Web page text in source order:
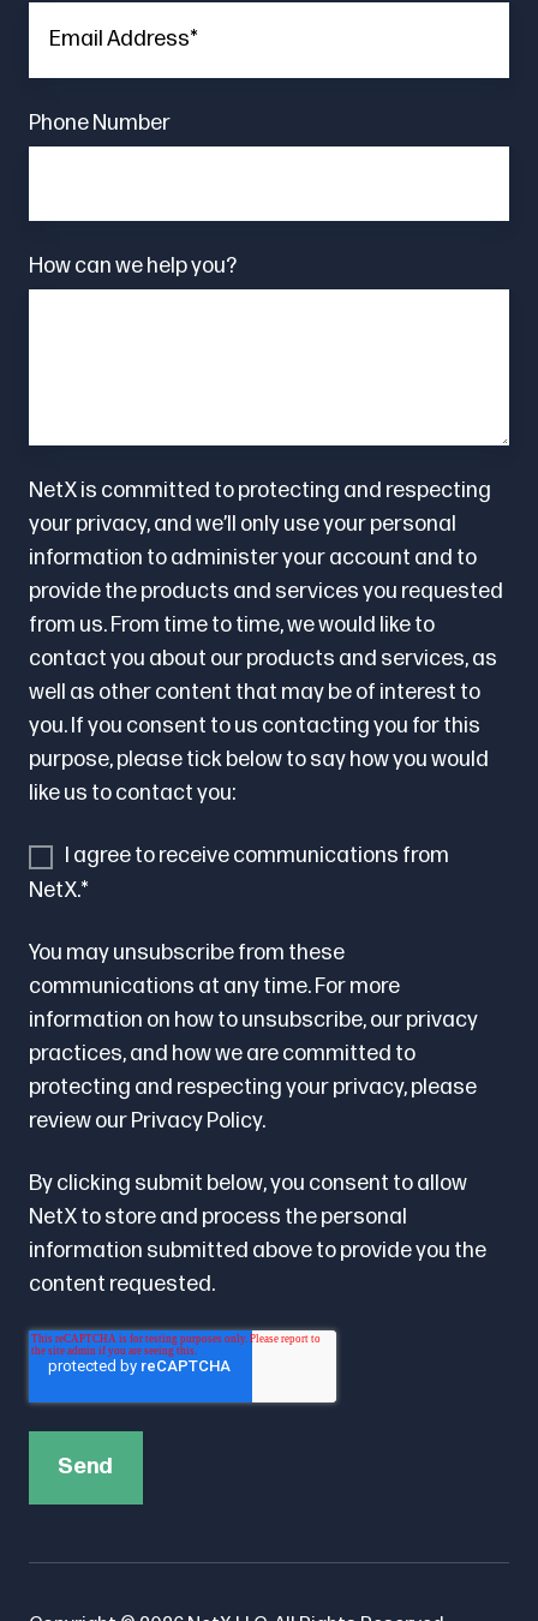
Phone Number
How can we help you?
NetX is committed to protecting and respecting
your privacy, and we’ll only use your personal
information to administer your account and to
provide the products and services you requested
from us. From time to time, we would like to
contact you about our products and services, as
well as other content that may be of interest to
you. If you consent to us contacting you for this
purpose, please tick below to say how you would
like us to contact you:
I agree to receive communications from
NetX.*
You may unsubscribe from these
communications at any time. For more
information on how to unsubscribe, our privacy
practices, and how we are committed to
protecting and respecting your privacy, please
review our Privacy Policy.
By clicking submit below, you consent to allow
NetX to store and process the personal
information submitted above to provide you the
content requested.